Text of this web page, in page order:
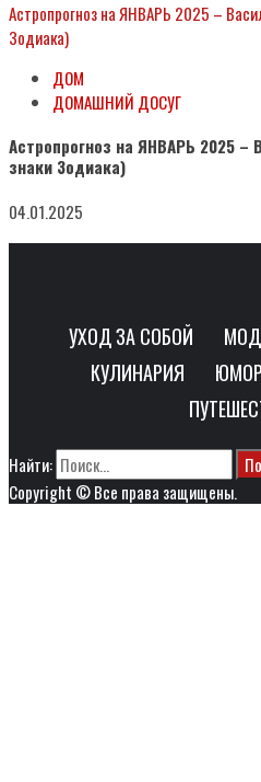
Астропрогноз на ЯНВАРЬ 2025 –
Зодиака)
ДОМ
ДОМАШНИЙ ДОСУГ
Астропрогноз на ЯНВАРЬ 2025
знаки Зодиака)
04.01.2025
УХОД ЗА СОБОЙ
КУЛИНАРИЯ
ЮМОР
Найти:
Copyright © Все права защищены.